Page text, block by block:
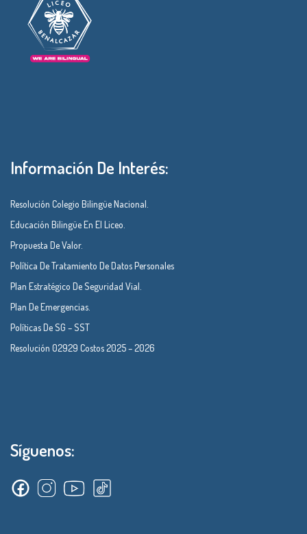
Información De Interés:
Resolución Colegio Bilingüe Nacional.
Educación Bilingüe En El Liceo.
Propuesta De Valor.
Política De Tratamiento De Datos Personales
Plan Estratégico De Seguridad Vial.
Plan De Emergencias.
Políticas De SG – SST
Resolución 02929 Costos 2025 – 2026
Síguenos: